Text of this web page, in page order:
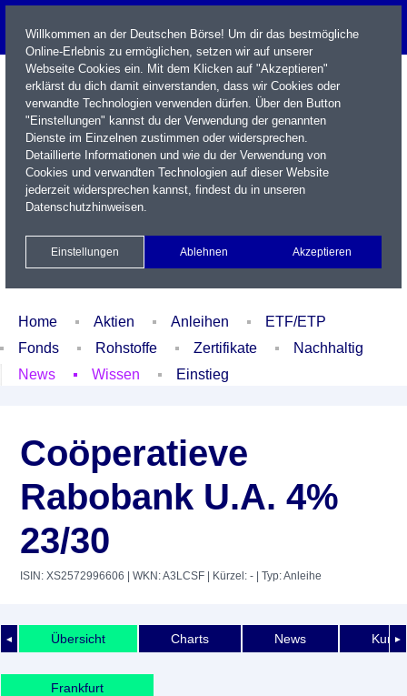
Name / WKN / ISIN / Kürzel
Xetra Realtime
Watchlist Portfolio Login
Home Aktien Anleihen
ETF/ETP
Fonds
Rohstoffe Zertifikate
Nachhaltig
News
Wissen Einstieg
Coöperatieve
Rabobank U.A. 4%
23/30
ISIN: XS2572996606 | WKN: A3LCSF | Kürzel: - | Typ: Anleihe
◄ ►
Übersicht Charts News
Frankfurt
Willkommen an der Deutschen Börse! Um dir das bestmögliche
Online-Erlebnis zu ermöglichen, setzen wir auf unserer
Webseite Cookies ein. Mit dem Klicken auf "Akzeptieren"
erklärst du dich damit einverstanden, dass wir Cookies oder
verwandte Technologien verwenden dürfen. Über den Button
"Einstellungen" kannst du der Verwendung der genannten
Dienste im Einzelnen zustimmen oder widersprechen.
Detaillierte Informationen und wie du der Verwendung von
Cookies und verwandten Technologien auf dieser Website
jederzeit widersprechen kannst, findest du in unseren
Datenschutzhinweisen.
Einstellungen Ablehnen Akzeptieren